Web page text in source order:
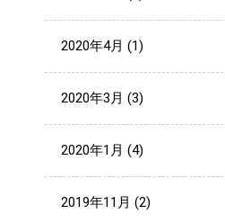
2020年4月 (1)
2020年3月 (3)
2020年1月 (4)
2019年11月 (2)